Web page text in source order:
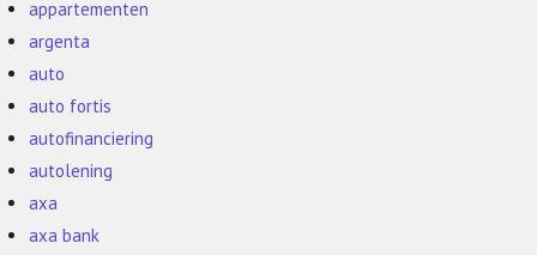
appartementen
argenta
auto
auto fortis
autofinanciering
autolening
axa
axa bank